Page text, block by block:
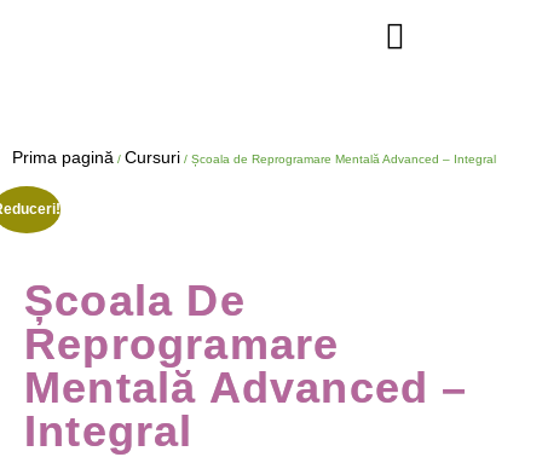
Prima pagină / Cursuri / Școala de Reprogramare Mentală Advanced – Integral
Școala De
Reprogramare
Mentală Advanced –
Integral